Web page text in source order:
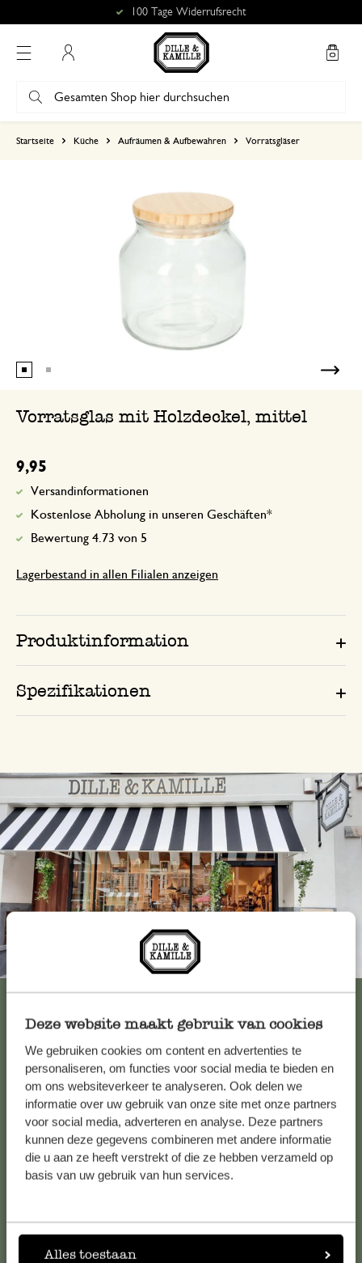
Deze website maakt gebruik van cookies
We gebruiken cookies om content en advertenties te
personaliseren, om functies voor social media te bieden en
om ons websiteverkeer te analyseren. Ook delen we
informatie over uw gebruik van onze site met onze partners
voor social media, adverteren en analyse. Deze partners
kunnen deze gegevens combineren met andere informatie
die u aan ze heeft verstrekt of die ze hebben verzameld op
basis van uw gebruik van hun services.
Alles toestaan
100 Tage Widerrufsrecht
Startseite Küche Aufräumen & Aufbewahren Vorratsgläser
Vorratsglas mit Holzdeckel, mittel
9,95
Versandinformationen
Kostenlose Abholung in unseren Geschäften*
Bewertung 4.73 von 5
Lagerbestand in allen Filialen anzeigen
Produktinformation
Spezifikationen
Immer in der Nähe
Alle 62 Geschäfte anzeigen
Kundenservice/Hilfe
Falls Sie Fragen haben oder Tipps und Hilfe brauchen, wenden
Sie sich bitte an unseren Kundenservice. Oder lesen Sie hier
die Antworten aufhäufig gestellte Fragen.